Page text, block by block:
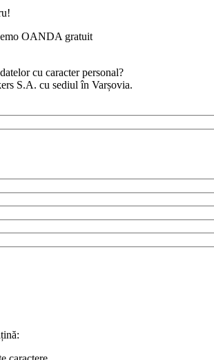
OANDA gratuit
cu caracter personal?
S.A. cu sediul în Varșovia.